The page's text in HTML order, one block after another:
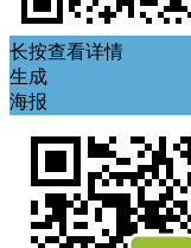
长按查看详情
生成
海报